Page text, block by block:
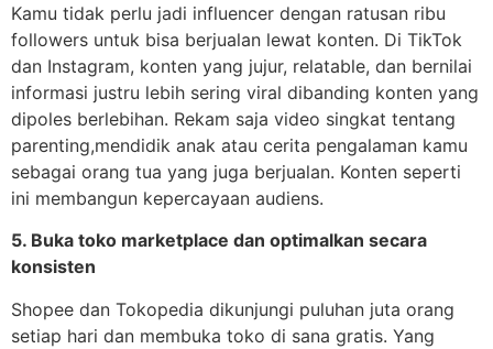
Kamu tidak perlu jadi influencer dengan ratusan ribu
followers untuk bisa berjualan lewat konten. Di TikTok
dan Instagram, konten yang jujur, relatable, dan bernilai
informasi justru lebih sering viral dibanding konten yang
dipoles berlebihan. Rekam saja video singkat tentang
parenting,mendidik anak atau cerita pengalaman kamu
sebagai orang tua yang juga berjualan. Konten seperti
ini membangun kepercayaan audiens.
5. Buka toko marketplace dan optimalkan secara
konsisten
Shopee dan Tokopedia dikunjungi puluhan juta orang
setiap hari dan membuka toko di sana gratis. Yang